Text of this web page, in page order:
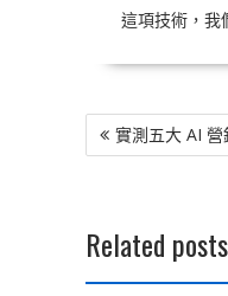
這項技術，我
文
章
實測五大 AI
Related posts